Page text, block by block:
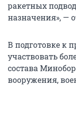
ракетных
назначения», —
В подготовке к
участвовать
состава
вооружения,